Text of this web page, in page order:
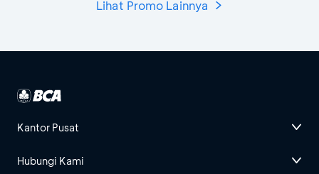
Lihat Promo Lainnya
Kantor Pusat
Hubungi Kami